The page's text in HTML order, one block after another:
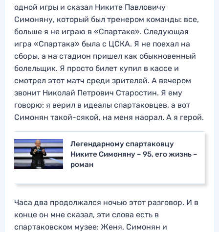
одной игры и сказал Никите Павловичу
Симоняну, который был тренером команды: все,
больше я не играю в «Спартаке». Следующая
игра «Спартака» была с ЦСКА. Я не поехал на
сборы, а на стадион пришел как обыкновенный
болельщик. Я просто билет купил в кассе и
смотрел этот матч среди зрителей. А вечером
звонит Николай Петрович Старостин. Я ему
говорю: я верил в идеалы спартаковцев, а вот
Симонян такой-сякой, на меня наорал. А я герой.
Легендарному спартаковцу
Никите Симоняну – 95, его жизнь –
роман
Часа два продолжался ночью этот разговор. И в
конце он мне сказал, эти слова есть в
спартаковском музее: Женя, Симонян и